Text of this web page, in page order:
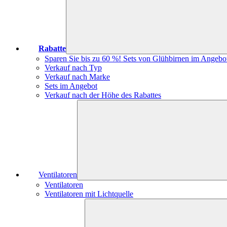
Rabatte
Sparen Sie bis zu 60 %! Sets von Glühbirnen im
Verkauf nach Typ
Verkauf nach Marke
Sets im Angebot
Verkauf nach der Höhe des Rabattes
Ventilatoren
Ventilatoren
Ventilatoren mit Lichtquelle